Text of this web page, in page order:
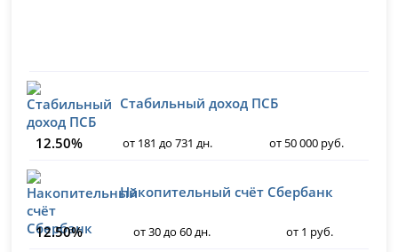
Стабильный доход ПСБ
12.50% от 181 до 731 дн. от 50 000 руб.
Накопительный счёт Сбербанк
12.50% от 30 до 60 дн. от 1 руб.